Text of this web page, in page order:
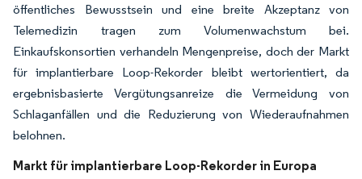
öffentliches Bewusstsein und eine breite Akzeptanz von
Telemedizin tragen zum Volumenwachstum bei.
Einkaufskonsortien verhandeln Mengenpreise, doch der Markt
für implantierbare Loop-Rekorder bleibt wertorientiert, da
ergebnisbasierte Vergütungsanreize die Vermeidung von
Schlaganfällen und die Reduzierung von Wiederaufnahmen
belohnen.
Markt für implantierbare Loop-Rekorder in Europa